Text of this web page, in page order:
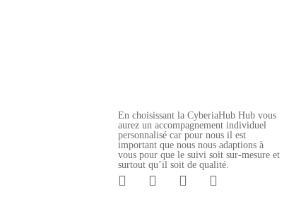
En choisissant la CyberiaHub Hub vous
aurez un accompagnement individuel
personnalisé car pour nous il est
important que nous nous adaptions à
vous pour que le suivi soit sur-mesure et
surtout qu’il soit de qualité.